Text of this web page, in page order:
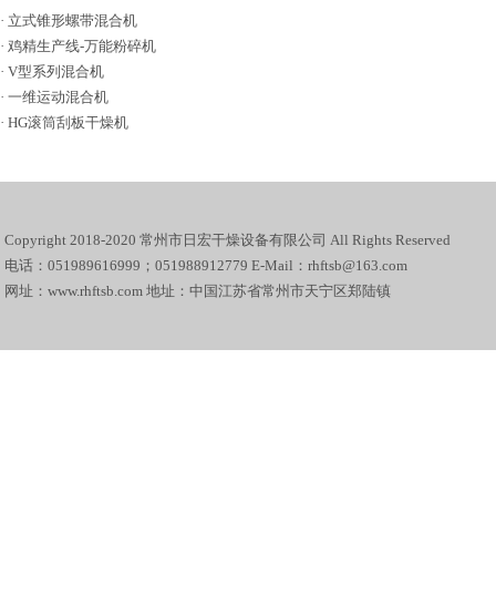
· 立式锥形螺带混合机
· 鸡精生产线-万能粉碎机
· V型系列混合机
· 一维运动混合机
· HG滚筒刮板干燥机
Copyright 2018-2020 常州市日宏干燥设备有限公司 All Rights Reserved
电话：051989616999；051988912779 E-Mail：rhftsb@163.com
网址：www.rhftsb.com 地址：中国江苏省常州市天宁区郑陆镇